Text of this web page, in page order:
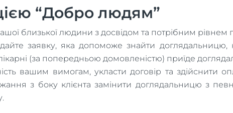
“Добро людям”
близької людини з досвідом та потрібним рівнем
заявку, яка допоможе знайти
(за попередньою домовленістю) приїде
вашим вимогам, укласти договір та здійснити
з боку клієнта замінити доглядальницю з